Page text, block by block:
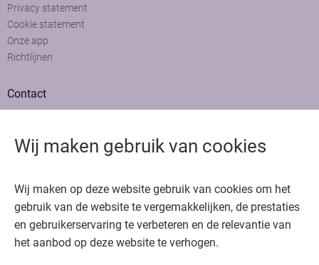
Wij maken gebruik van cookies
Wij maken op deze website gebruik van cookies om het
gebruik van de website te vergemakkelijken, de prestaties
en gebruikerservaring te verbeteren en de relevantie van
het aanbod op deze website te verhogen.
Bedankt voor het bezoeken van Oncologie.nu
Krijg gratis toegang in 30 seconden of log in om verder te gaan
Privacy statement
Cookie statement
Onze app
Richtlijnen
Contact
Adverteren
Copyright © 2026. Uitgeverij Jaap. Alle rechten voorbehouden.